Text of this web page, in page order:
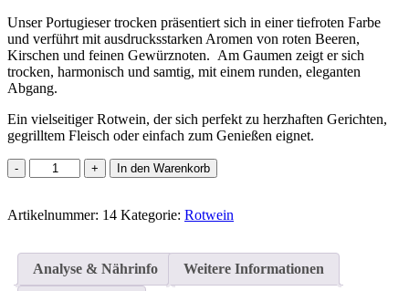
Unser Portugieser trocken präsentiert sich in einer tiefroten Farbe
und verführt mit ausdrucksstarken Aromen von roten Beeren,
Kirschen und feinen Gewürznoten. Am Gaumen zeigt er sich
trocken, harmonisch und samtig, mit einem runden, eleganten
Abgang.
Ein vielseitiger Rotwein, der sich perfekt zu herzhaften Gerichten,
gegrilltem Fleisch oder einfach zum Genießen eignet.
Portugieser
Menge
In den Warenkorb
Artikelnummer: 14 Kategorie: Rotwein
Analyse & Nährinfo Weitere Informationen